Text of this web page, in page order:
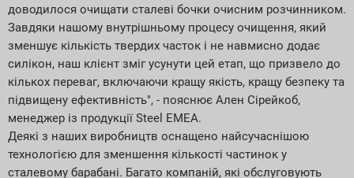
доводилося очищати сталеві бочки очисним розчинником.
Завдяки нашому внутрішньому процесу очищення, який
зменшує кількість твердих часток і не навмисно додає
силікон, наш клієнт зміг усунути цей етап, що призвело до
кількох переваг, включаючи кращу якість, кращу безпеку та
підвищену ефективність", - пояснює Ален Сірейкоб,
менеджер із продукції Steel EMEA.
Деякі з наших виробництв оснащено найсучаснішою
технологією для зменшення кількості частинок у
сталевому барабані. Багато компаній, які обслуговують